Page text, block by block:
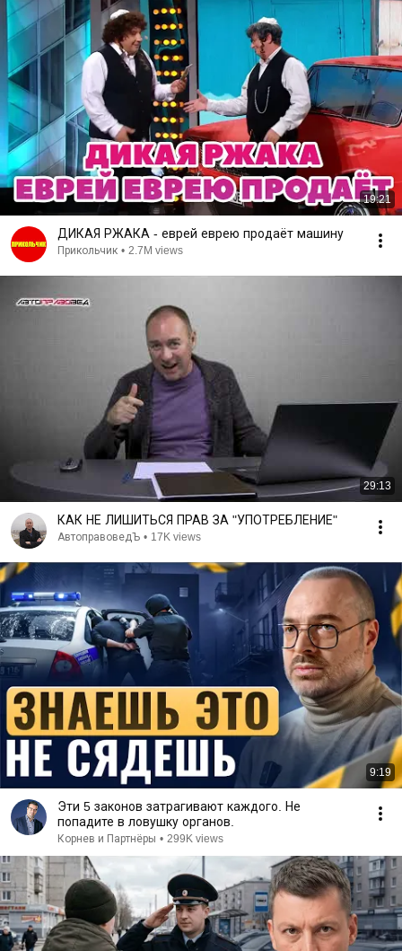
19:21
ДИКАЯ РЖАКА - еврей еврею продаёт машину
Прикольчик • 2.7M views
29:13
КАК НЕ ЛИШИТЬСЯ ПРАВ ЗА "УПОТРЕБЛЕНИЕ"
АвтоправоведЪ • 17K views
9:19
Эти 5 законов затрагивают каждого. Не
попадите в ловушку органов.
Корнев и Партнёры • 299K views